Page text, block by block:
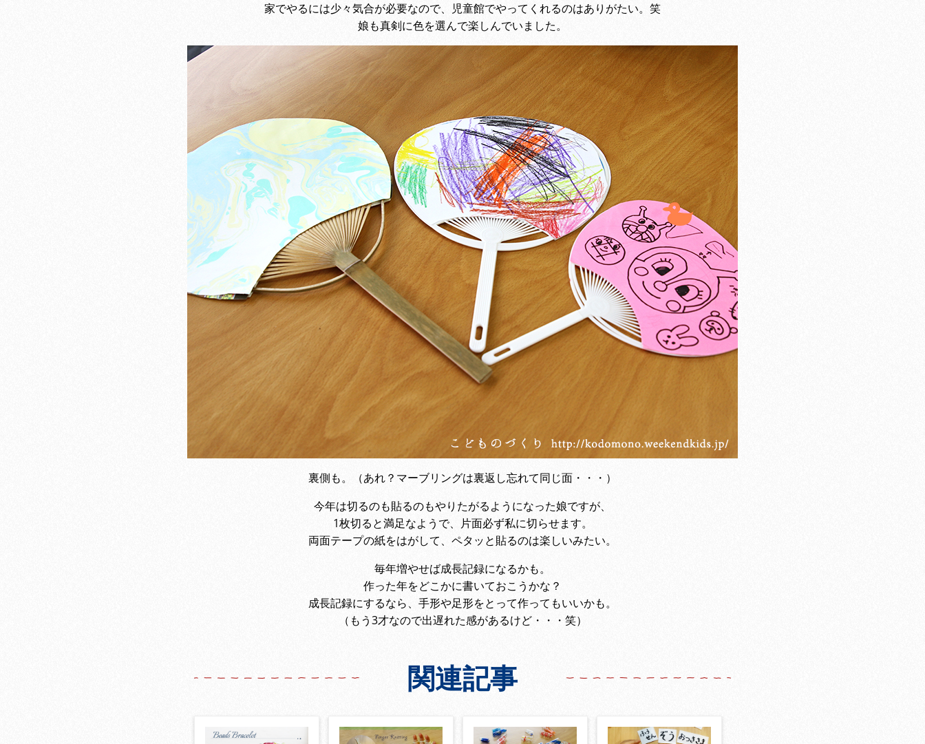
家でやるには少々気合が必要なので、児童館でやってくれるのはありがたい。笑
娘も真剣に色を選んで楽しんでいました。
裏側も。（あれ？マーブリングは裏返し忘れて同じ面・・・）
今年は切るのも貼るのもやりたがるようになった娘ですが、
1枚切ると満足なようで、片面必ず私に切らせます。
両面テープの紙をはがして、ペタッと貼るのは楽しいみたい。
毎年増やせば成長記録になるかも。
作った年をどこかに書いておこうかな？
成長記録にするなら、手形や足形をとって作ってもいいかも。
（もう3才なので出遅れた感があるけど・・・笑）
関連記事